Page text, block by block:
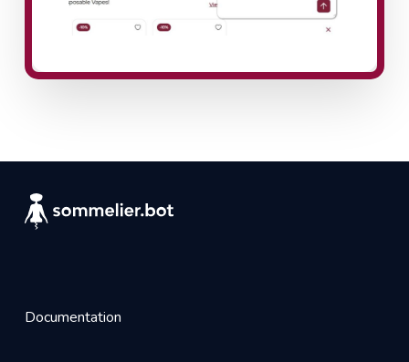
Documentation